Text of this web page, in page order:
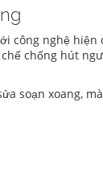
công nghệ
chống hút
soạn xoang,